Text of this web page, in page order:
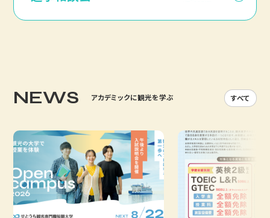
NEWS アカデミックに観光を学ぶ すべて